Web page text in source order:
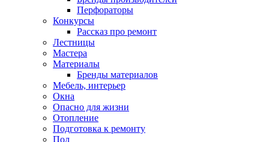
Перфораторы
Конкурсы
Рассказ про ремонт
Лестницы
Мастера
Материалы
Бренды материалов
Мебель, интерьер
Окна
Опасно для жизни
Отопление
Подготовка к ремонту
Пол